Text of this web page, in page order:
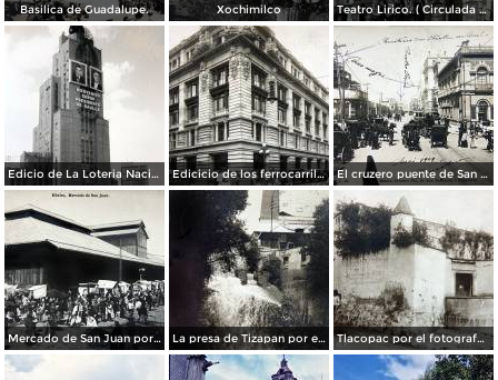
Basilica de Guadalupe. Xochimilco Teatro Lirico. ( Circulada el 1 de Agosto de 1926 ).
Edicio de La Loteria Nacional Ciudad de México Abril de 1964 Edicicio de los ferrocarriles. El cruzero puente de San Francisco y Guardiola por el fotografo Felix Miret.
Mercado de San Juan por el fotografo Felix Miret La presa de Tizapan por el fotografo Fernando Kososky. ( Circulada el 22 de Diembre de 1910 ). Tlacopac por el fotografo Hugo Brehme.